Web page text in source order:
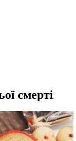
смерті